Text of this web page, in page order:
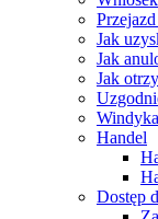
Jak
Jak
Jak
Handel
Dostęp